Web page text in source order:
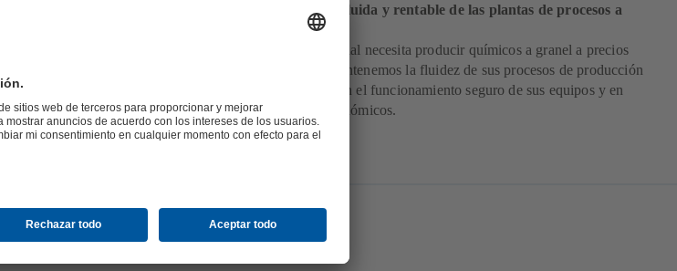
manteniendo la marcha fluida y rentable de las plantas de procesos a
La industria química mundial necesita producir químicos a granel a precios
competitivos. Nosotros mantenemos la fluidez de sus procesos de producción
para que pueda centrarse en el funcionamiento seguro de sus equipos y en
mejorar sus resultados económicos.